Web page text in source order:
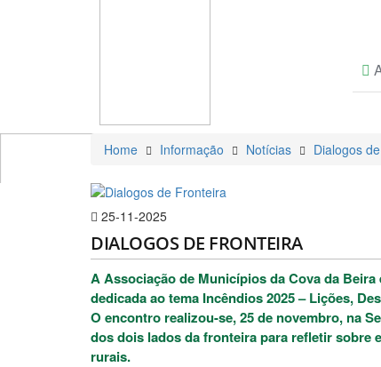
Home Informação Notícias Dialogos
25-11-2025
DIALOGOS DE FRONTEIRA
A Associação de Municípios da Cova da
dedicada ao tema Incêndios 2025 – Lições,
O encontro realizou-se, 25 de novembro, na
dos dois lados da fronteira para refletir sobre
rurais.